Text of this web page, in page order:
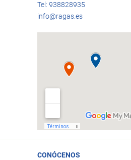
Tel: 938828935
info@ragas.es
CONÓCENOS